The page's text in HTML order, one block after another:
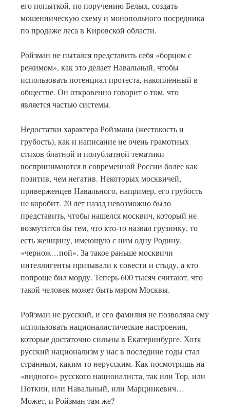
его попыткой, по поручению Белых, создать
мошенническую схему и монопольного посредника
по продаже леса в Кировской области.
Ройзман не пытался представить себя «борцом с
режимом», как это делает Навальный, чтобы
использовать потенциал протеста, накопленный в
обществе. Он откровенно говорит о том, что
является частью системы.
Недостатки характера Ройзмана (жестокость и
грубость), как и написание не очень грамотных
стихов блатной и полублатной тематики
воспринимаются в современной России более как
позитив, чем негатив. Некоторых москвичей,
приверженцев Навального, например, его грубость
не коробит. 20 лет назад невозможно было
представить, чтобы нашелся москвич, который не
возмутится бы тем, что кто-то назвал грузинку, то
есть женщину, имеющую с ним одну Родину,
«чернож…пой». За такое раньше москвичи
интеллигенты призывали к совести и стыду, а кто
попроще бил морду. Теперь 600 тысяч считают, что
такой человек может быть мэром Москвы.
Ройзман не русский, и его фамилия не позволяла ему
использовать националистические настроения,
которые достаточно сильны в Екатеринбурге. Хотя
русский национализм у нас в последние годы стал
странным, каким-то нерусским. Как посмотришь на
«видного» русского националиста, так или Тор, или
Поткин, или Навальный, или Марцинкевич…
Может, и Ройзман там же?